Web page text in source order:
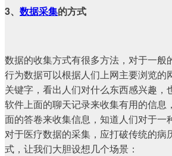
3、 数据采集的方式
数据的收集方式有很多方法，对于一般
行为数据可以根据人们上网主要浏览的
关键字，看出人们对什么东西感兴趣，
软件上面的聊天记录来收集有用的信息
面的答卷来收集信息，知道人们对于一
对于医疗数据的采集，应打破传统的病
式，让我们大胆设想几个场景：